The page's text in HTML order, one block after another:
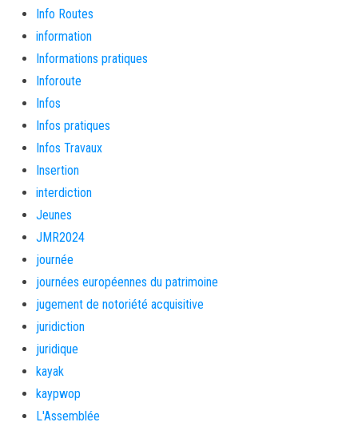
Info Routes
information
Informations pratiques
Inforoute
Infos
Infos pratiques
Infos Travaux
Insertion
interdiction
Jeunes
JMR2024
journée
journées européennes du patrimoine
jugement de notoriété acquisitive
juridiction
juridique
kayak
kaypwop
L'Assemblée